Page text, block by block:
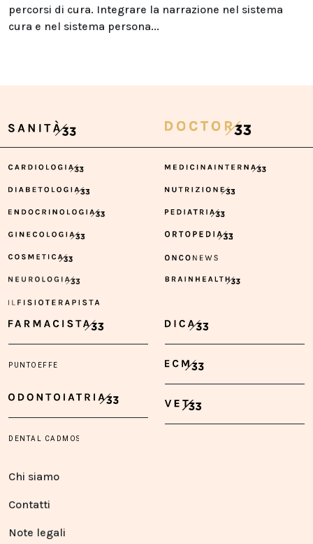
percorsi di cura. Integrare la narrazione nel sistema
cura e nel sistema persona...
Chi siamo
Contatti
Note legali